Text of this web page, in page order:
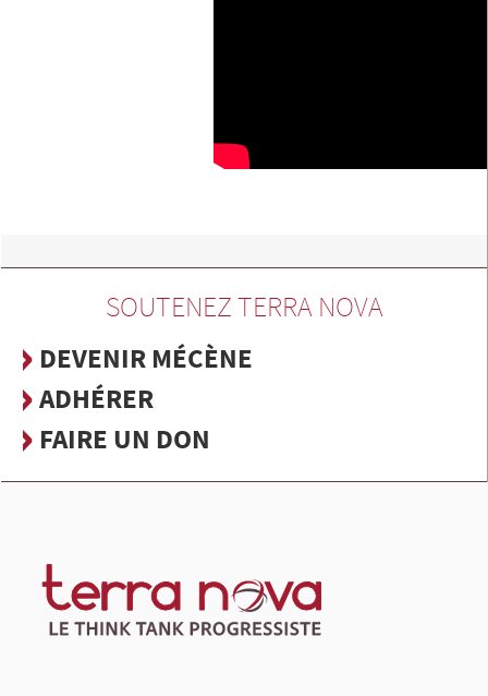
SOUTENEZ TERRA NOVA
DEVENIR MÉCÈNE
ADHÉRER
FAIRE UN DON